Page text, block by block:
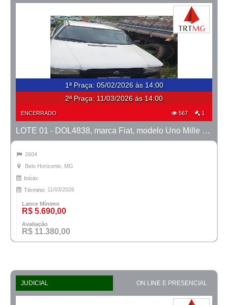
1ª Praça: 05/02/2026 às 14:00
2ª Praça: 11/03/2026 às 14:00
ENCERRADO 567 1
LOTE 01 - DOL4838, marca Fiat, modelo Uno Mille Fire, ano 2004/2005
2604
Belo Horizonte, MG
Início:
Término: 11/03/2026
Lance Mínimo
R$ 5.690,00
Avaliação
R$ 11.380,00
JUDICIAL ON LINE E PRESENCIAL